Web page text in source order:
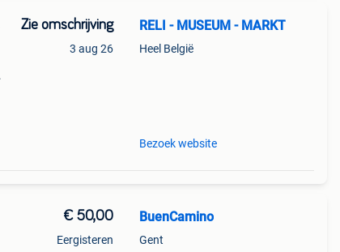
Zie omschrijving
3 aug 26
RELI - MUSEUM - MARKT
Heel België
Bezoek website
€ 50,00
Eergisteren
BuenCamino
Gent